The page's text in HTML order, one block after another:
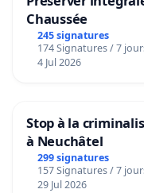
Chaussée
245 signatures
174 Signatures / 7
4 Jul 2026
Stop à la
à Neuchâtel
299 signatures
157 Signatures / 7
29 Jul 2026